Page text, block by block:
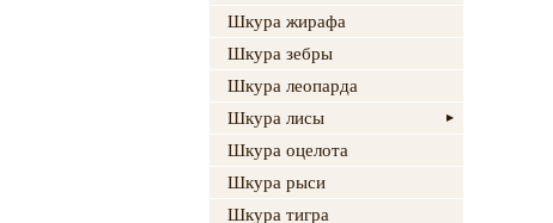
Шкура жирафа
Шкура зебры
Шкура леопарда
Шкура лисы
Шкура оцелота
Шкура рыси
Шкура тигра